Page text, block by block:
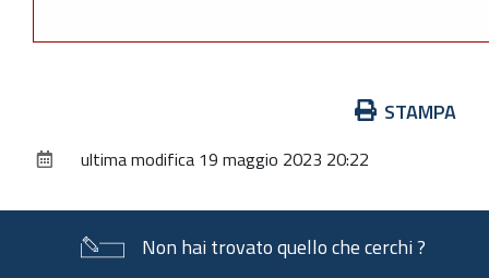
documento
STAMPA
ultima modifica 19 maggio 2023 20:22
Non hai trovato quello che cerchi ?